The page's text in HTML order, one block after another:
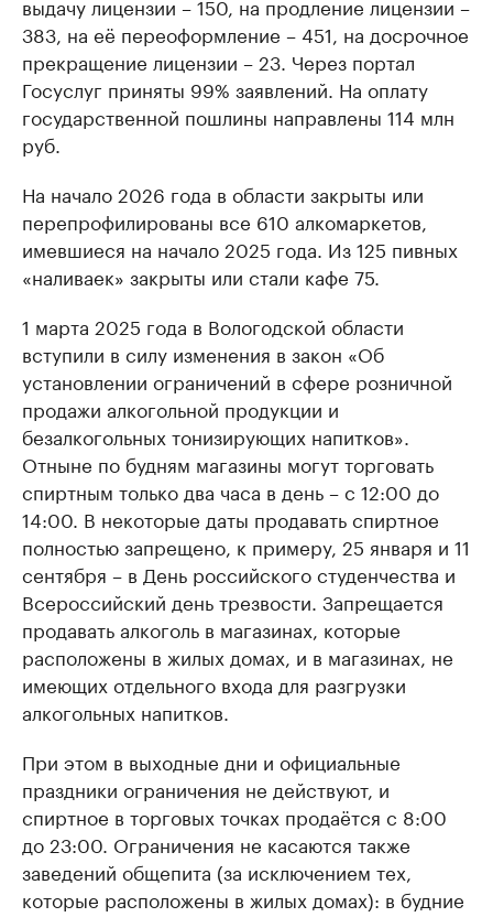
выдачу лицензии – 150, на продление лицензии –
383, на её переоформление – 451, на досрочное
прекращение лицензии – 23. Через портал
Госуслуг приняты 99% заявлений. На оплату
государственной пошлины направлены 114 млн
руб.
На начало 2026 года в области закрыты или
перепрофилированы все 610 алкомаркетов,
имевшиеся на начало 2025 года. Из 125 пивных
«наливаек» закрыты или стали кафе 75.
1 марта 2025 года в Вологодской области
вступили в силу изменения в закон «Об
установлении ограничений в сфере розничной
продажи алкогольной продукции и
безалкогольных тонизирующих напитков».
Отныне по будням магазины могут торговать
спиртным только два часа в день – с 12:00 до
14:00. В некоторые даты продавать спиртное
полностью запрещено, к примеру, 25 января и 11
сентября – в День российского студенчества и
Всероссийский день трезвости. Запрещается
продавать алкоголь в магазинах, которые
расположены в жилых домах, и в магазинах, не
имеющих отдельного входа для разгрузки
алкогольных напитков.
При этом в выходные дни и официальные
праздники ограничения не действуют, и
спиртное в торговых точках продаётся с 8:00
до 23:00. Ограничения не касаются также
заведений общепита (за исключением тех,
которые расположены в жилых домах): в будние